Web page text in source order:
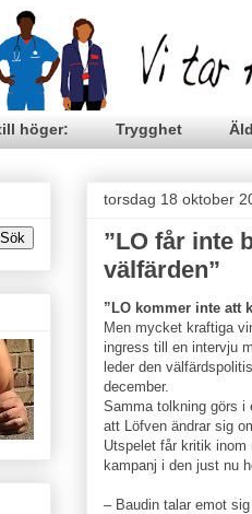
höger: Trygghet
torsdag 18 oktober
”LO får inte
välfärden”
”LO kommer inte att
Men mycket kraftiga
ingress till en intervju
leder den
december.
Samma tolkning görs i
att Löfven ändrar sig
Utspelet får kritik
kampanj i den just nu
– Baudin talar emot